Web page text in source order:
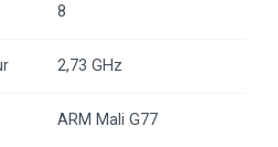
8
2,73 GHz
ARM Mali G77